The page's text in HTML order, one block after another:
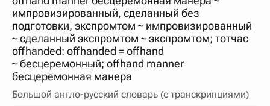
Пишем в Reword первым словом "***м***ов", далее
через пробел "поэт". Получается "***м***ов поэт" (без
кавычек). Нажимаем "Найти" и получаем статью
"Лермонтов" и не только.
Порядок словарей можно изменять, перетаскивая
словарь вверх или вниз за прямоугольник слева от
названия словаря. Также можно выключать ненужные
словари.
импровизированный, сделанный без
подготовки, экспромтом ~ импровизированный
~ сделанный экспромтом ~ экспромтом; тотчас
offhanded: offhanded = offhand
~ бесцеремонный; offhand manner
бесцеремонная манера
Большой англо-русский словарь (с транскрипциями)